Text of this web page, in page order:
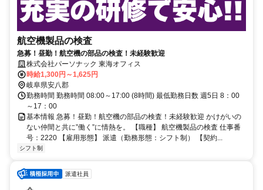
航空機製品の検査
急募！昼勤！航空機の部品の検査！未経験歓迎
株式会社パーソナック 東海オフィス
時給1,300円～1,625円
岐阜県安八郡
勤務時間 勤務時間 08:00～17:00 (8時間) 最低勤務日数 週5日 8：00
～17：00
基本情報 急募！昼勤！航空機の部品の検査！未経験歓迎 かけがいの
ない仲間と共に”働く”に情熱を。 【職種】 航空機製品の検査 仕事番
号：2220 【雇用形態】 派遣（勤務形態：シフト制） 【契約...
シフト制
派遣社員